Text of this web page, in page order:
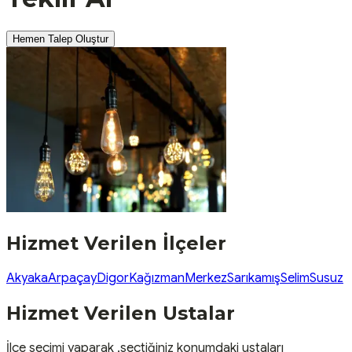
Hemen Talep Oluştur
Hizmet Verilen İlçeler
AkyakaArpaçayDigorKağızmanMerkezSarıkamışSelimSusuz
Hizmet Verilen Ustalar
İlçe seçimi yaparak ,seçtiğiniz konumdaki ustaları